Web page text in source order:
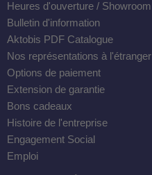
Heures d'ouverture / Showroom
Bulletin d'information
Aktobis PDF Catalogue
Nos représentations à l'étranger
Options de paiement
Extension de garantie
Bons cadeaux
Histoire de l'entreprise
Engagement Social
Emploi